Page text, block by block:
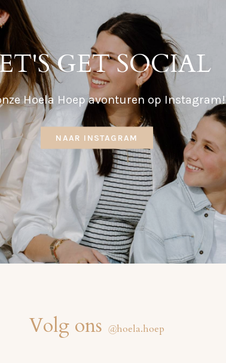
GET SOCIAL
Hoela Hoep avonturen op Instagram!
NAAR INSTAGRAM
Volg ons @hoela.hoep